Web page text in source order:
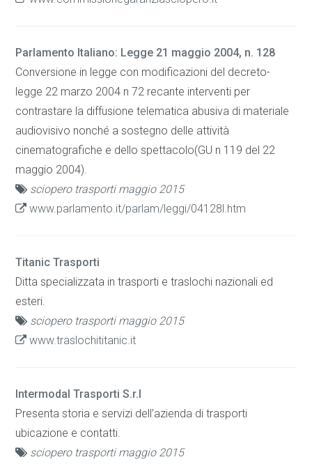
Parlamento Italiano: Legge 21 maggio 2004, n. 128
Conversione in legge con modificazioni del decreto-
legge 22 marzo 2004 n 72 recante interventi per
contrastare la diffusione telematica abusiva di materiale
audiovisivo nonché a sostegno delle attività
cinematografiche e dello spettacolo(GU n 119 del 22
maggio 2004).
sciopero trasporti maggio 2015
www.parlamento.it/parlam/leggi/04128l.htm
Titanic Trasporti
Ditta specializzata in trasporti e traslochi nazionali ed
esteri.
sciopero trasporti maggio 2015
www.traslochititanic.it
Intermodal Trasporti S.r.l
Presenta storia e servizi dell’azienda di trasporti
ubicazione e contatti.
sciopero trasporti maggio 2015